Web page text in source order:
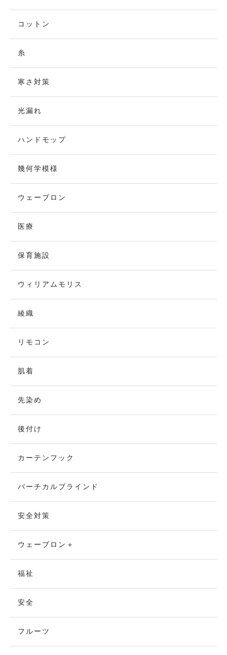
コットン
糸
寒さ対策
光漏れ
ハンドモップ
幾何学模様
ウェーブロン
医療
保育施設
ウィリアムモリス
綾織
リモコン
肌着
先染め
後付け
カーテンフック
バーチカルブラインド
安全対策
ウェーブロン＋
福祉
安全
フルーツ